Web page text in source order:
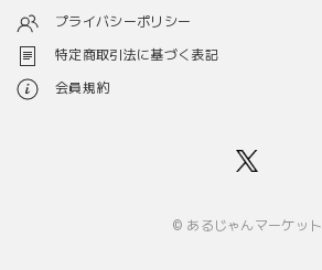
プライバシーポリシー
特定商取引法に基づく表記
会員規約
© あるじゃんマーケット